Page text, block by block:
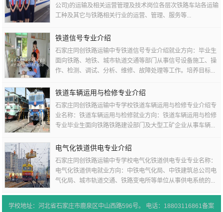
公司)的运输及相关运营管理及技术岗位各层次铁路车站各运输
工种及其它与铁路相关行业的运营、管理、服务等...
铁道信号专业介绍
石家庄同创铁路运输中专铁道信号专业介绍就业方向：毕业生
面向铁路、地铁、城市轨道交通等部门从事信号设备施工、操
作、检测、调试、分析、维修、故障处理等工作。培养目标...
铁道车辆运用与检修专业介绍
石家庄同创铁路运输中专学校铁道车辆运用与检修专业介绍专
业名称：铁道车辆运用与检修就业方向：铁道车辆运用与检修
专业毕业生面向铁路铁路建设部门及大型工矿企业从事车辆...
电气化铁道供电专业介绍
石家庄同创铁路运输中专学校电气化铁道供电专业专业名称：
电气化铁道供电就业方向：中铁电气化局、中铁建筑总公司电
气化局、城市轨道交通、铁路变电所等单位从事供电系统的...
学校地址：河北省石家庄市鹿泉区中山西路596号。 电话：18803116861备案